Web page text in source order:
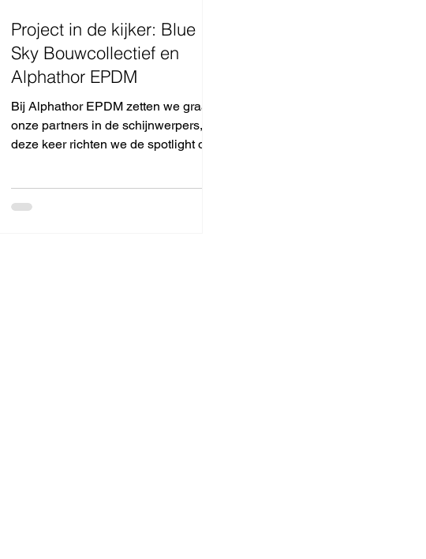
Project in de kijker: Blue
Sky Bouwcollectief en
Alphathor EPDM
Bij Alphathor EPDM zetten we graag
onze partners in de schijnwerpers, en
deze keer richten we de spotlight op